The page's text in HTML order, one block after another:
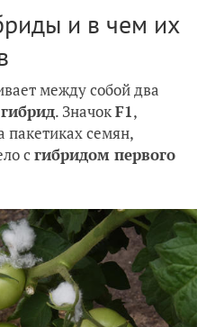
и в чем их
между собой два
гибрид. ЗначокF1,
семян,
с гибридом первого